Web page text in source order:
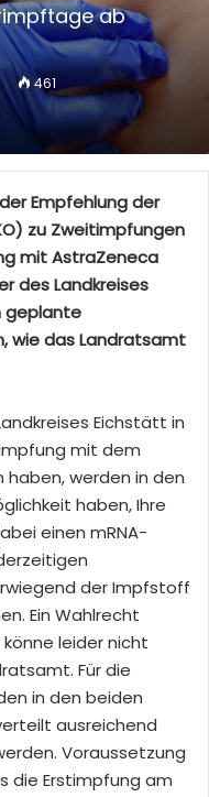
ab
461
Empfehlung der
zu Zweitimpfungen
mit AstraZeneca
des Landkreises
geplante
wie das Landratsamt
Eichstätt in
mit dem
haben, werden in den
haben, Ihre
einen mRNA-
der Impfstoff
Ein Wahlrecht
leider nicht
Für die
in den beiden
ausreichend
Voraussetzung
die Erstimpfung am